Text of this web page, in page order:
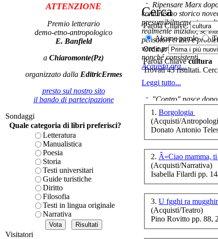
ATTENZIONE
Premio letterario
demo-etno-antropologico
E. Banfield
a Chiaromonte(Pz)
organizzato dalla EditricErmes
presto sul nostro sito
il bando di partecipazione
Sondaggi
Quale categoria di libri preferisci?
Letteratura
Manualistica
Poesia
Storia
Testi universitari
Guide turistiche
Diritto
Filosofia
Testi in lingua originale
Narrativa
Visitatori
Ripensare Marx
comunismo storico
presumibilmemente
realmente iniziato, se
pensatori critici e
vere e proprie correnti
nonché consistenti.
Acquista ora...
Leggi tutto...
"Contro" nasce
cominciato con la
ripensaremarx. i saggi
questa collaborazione
è teorica, sempre però
presente fase.
Acquista ora...
cURL error 28: Failed
80 after 7133 ms:
Cerca
Parola Chiave:
Alcune parole
Ordina:
Parola Chiavecultura
Trovati 43 risultati.
1. Borgologia
(Acquisti/
Donato Antonio
2. Â«Ciao mamma,
(Acquisti/Narrativa)
Isabella Filardi pp.
3. U fgghi ra
(Acquisti/Teatro)
Pino Rovitto pp. 88,